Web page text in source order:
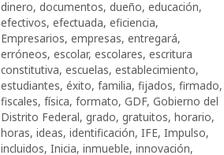
dinero, documentos, dueño, educación,
efectivos, efectuada, eficiencia,
Empresarios, empresas, entregará,
erróneos, escolar, escolares, escritura
constitutiva, escuelas, establecimiento,
estudiantes, éxito, familia, fijados, firmado,
fiscales, física, formato, GDF, Gobierno del
Distrito Federal, grado, gratuitos, horario,
horas, ideas, identificación, IFE, Impulso,
incluidos, Inicia, inmueble, innovación,